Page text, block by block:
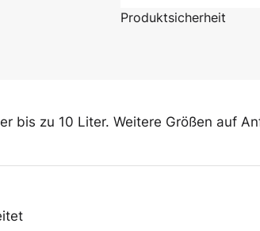
Produktsicherheit
bis zu 10 Liter. Weitere Größen auf